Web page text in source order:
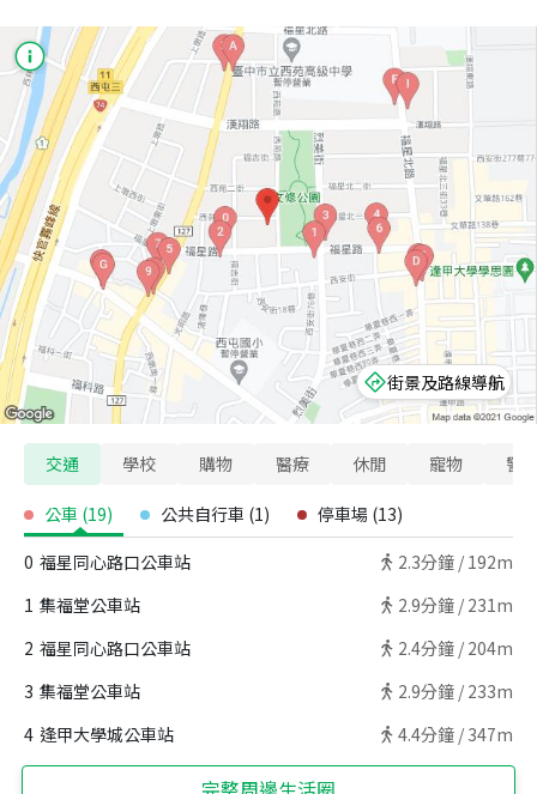
街景及路線導航
交通 學校 購物 醫療 休閒 寵物 警
公車 (19) 公共自行車 (1) 停車場 (13)
0 福星同心路口公車站 2.3分鐘 / 192m
1 集福堂公車站 2.9分鐘 / 231m
2 福星同心路口公車站 2.4分鐘 / 204m
3 集福堂公車站 2.9分鐘 / 233m
4 逢甲大學城公車站 4.4分鐘 / 347m